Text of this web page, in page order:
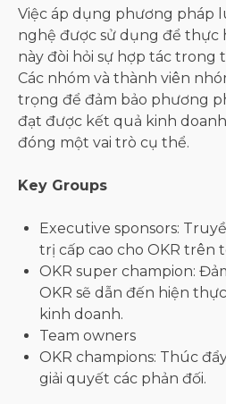
Việc áp dụng phương pháp
nghệ được sử dụng để thực
này đòi hỏi sự hợp tác trong
Các nhóm và thành viên
trọng để đảm bảo phương
đạt được kết quả kinh
đóng một vai trò cụ thể.
Key Groups
Executive sponsors:
trị cấp cao cho OKR trên
OKR super champion:
OKR sẽ dẫn đến hiện
kinh doanh.
Team owners
OKR champions: Thúc
giải quyết các phản đối.